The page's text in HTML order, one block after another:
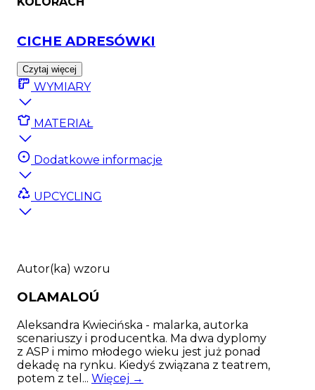
CICHE ADRESÓWKI
Czytaj więcej
WYMIARY
MATERIAŁ
Dodatkowe informacje
UPCYCLING
Autor(ka) wzoru
OLAMALOÚ
Aleksandra Kwiecińska - malarka, autorka
scenariuszy i producentka. Ma dwa dyplomy
z ASP i mimo młodego wieku jest już ponad
dekadę na rynku. Kiedyś związana z teatrem,
potem z tel... Więcej →